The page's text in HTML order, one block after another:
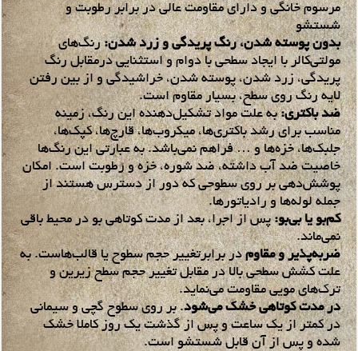
مرسوم خانگی و دارای مقاومت عالی در برابر رطوبت و
شستشو
بدون پوسته شدن، رنگ پریدگی و زرد شدن:رنگ‌های
مولتی‌کالر با ایجاد سطحی با دوام و استثنایی درمقابل رنگ
پریدگی، زرد شدن، پوسته شدن، خراشیدگی و از بین رفتن
لایه رنگ روی سطح، بسیار مقاوم است.
ضد باکتری:به علت مواد تشکیل‌دهنده این رنگ، زمینه
مناسب برای رشد باکتری‌ها، میکروب‌ها، قارچ‌ها، کپک‌ها،
جلبک‌ها، خزه‌ها و … فراهم نمی‌باشد. به عبارتی این رنگ‌ها
خاصیت ضد آب داشته، ضد شوره، خزه و رطوبت است. امکان
پوشش‌دهی بر روی سطوحی که دور از دسترس هستند از
جمله لوله‌ها و رادیاتورها.
کم‌بو یا بی‌بو:پس از اجرا، بعد از مدت کوتاهی بو در محیط باقی
نمی‌ماند.
ضربه‌پذیر و مقاومدر برابرتغییر حجم سطوح یا قالب‌هاست. به
علت کشش سطحی بالا در مقابل تغییر حجم سطح زیرین و
ترک‌های مویی مقاومت می‌نماید.
در مدت کوتاهی خشک می‌شود. بر روی سطوح گچی و سیمانی
در کمتر از یک ساعت و پس از گذشت یک روز کاملا خشک
‌شده و پس از آن قابل شستشو است.